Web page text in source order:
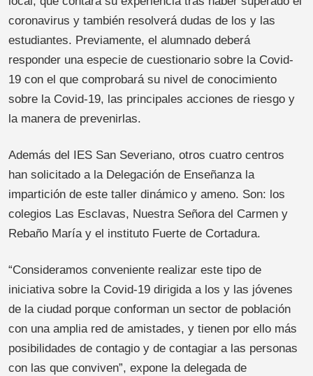
coronavirus y también resolverá dudas de los y las
estudiantes. Previamente, el alumnado deberá
responder una especie de cuestionario sobre la Covid-
19 con el que comprobará su nivel de conocimiento
sobre la Covid-19, las principales acciones de riesgo y
la manera de prevenirlas.
Además del IES San Severiano, otros cuatro centros
han solicitado a la Delegación de Enseñanza la
impartición de este taller dinámico y ameno. Son: los
colegios Las Esclavas, Nuestra Señora del Carmen y
Rebaño María y el instituto Fuerte de Cortadura.
“Consideramos conveniente realizar este tipo de
iniciativa sobre la Covid-19 dirigida a los y las jóvenes
de la ciudad porque conforman un sector de población
con una amplia red de amistades, y tienen por ello más
posibilidades de contagio y de contagiar a las personas
con las que conviven”, expone la delegada de